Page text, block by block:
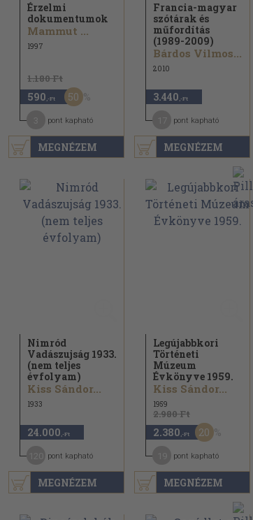
MEGNÉZEM
Érzelmi
dokumentumok
Mammut ...
1997
1.180 Ft
590 ,-Ft 50
pont kapható
MEGNÉZEM
Francia-magyar
szótárak és
műfordítás
(1989-2009)
Bárdos Vilmos...
2010
3.440 ,-Ft
pont kapható
MEGNÉZEM
Nimród
Vadászujság 1933.
(nem teljes
évfolyam)
Kiss Sándor...
1933
24.000 ,-Ft
pont kapható
MEGNÉZEM
Legújabbkori
Történeti
Múzeum
Évkönyve 1959.
Kiss Sándor...
1959
2.980 Ft
2.380 ,-Ft 20
pont kapható